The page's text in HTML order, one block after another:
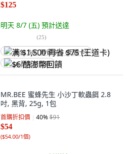
$125
明天 8/7 (五) 預計送達
(25)
满 $1,500 再省 $75 (王道卡)
$6 酷澎幣回饋
MR.BEE 蜜蜂先生 小沙丁軟蟲餌 2.8
吋, 黑背, 25g, 1包
首購折扣價 40%$91
$54
($54.00/1個)